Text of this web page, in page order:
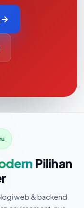
Pilihan
web & backend